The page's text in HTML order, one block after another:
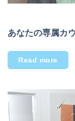
あなたの専属カ
Read more